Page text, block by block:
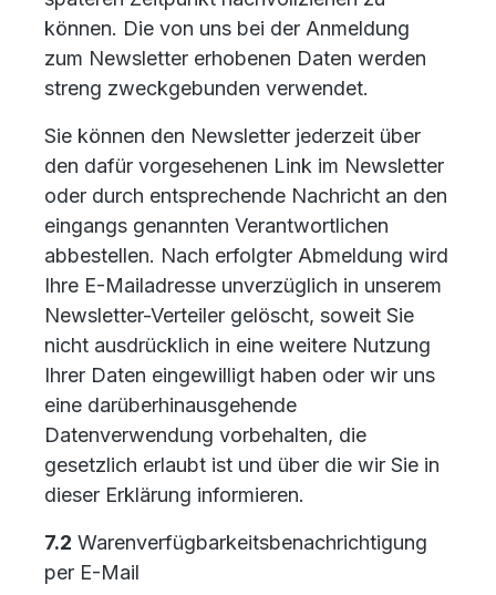
können. Die von uns bei der Anmeldung
zum Newsletter erhobenen Daten werden
streng zweckgebunden verwendet.
Sie können den Newsletter jederzeit über
den dafür vorgesehenen Link im Newsletter
oder durch entsprechende Nachricht an den
eingangs genannten Verantwortlichen
abbestellen. Nach erfolgter Abmeldung wird
Ihre E-Mailadresse unverzüglich in unserem
Newsletter-Verteiler gelöscht, soweit Sie
nicht ausdrücklich in eine weitere Nutzung
Ihrer Daten eingewilligt haben oder wir uns
eine darüberhinausgehende
Datenverwendung vorbehalten, die
gesetzlich erlaubt ist und über die wir Sie in
dieser Erklärung informieren.
7.2 Warenverfügbarkeitsbenachrichtigung
per E-Mail